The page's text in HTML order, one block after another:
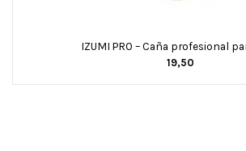
IZUMI PRO – Caña profesional
19,50